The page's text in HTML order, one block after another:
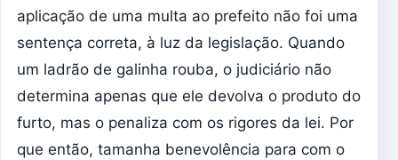
aplicação de uma multa ao prefeito não foi uma
sentença correta, à luz da legislação. Quando
um ladrão de galinha rouba, o judiciário não
determina apenas que ele devolva o produto do
furto, mas o penaliza com os rigores da lei. Por
que então, tamanha benevolência para com o